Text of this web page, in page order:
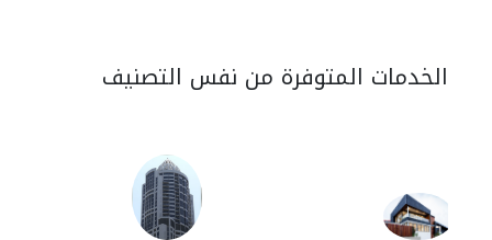
الخدمات المتوفرة من نفس التصنيف